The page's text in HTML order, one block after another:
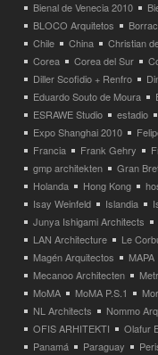
Bienal de Venecia 2010
BLOCO Arquitetos
Chile
China Christian
Corea
Corea del Sur
Diller Scofidio + Renfro
Eduardo Souto de Moura
ESRAWE Studio
estadio
Expo Shanghai 2010
Francia
Frank Gehry
gmp architekten
Gran
Holanda
Hong Kong
Isay Weinfeld
Islandia
Junya Ishigami Architects
LAN Architecture
Le
Magén Arquitectos
MAPA
Mecanoo Architecten
MoMA
MoMA P.S.1
NL Architects
Nommo
OFIS ARHITEKTI
Olafur
Panamá
Paraguay